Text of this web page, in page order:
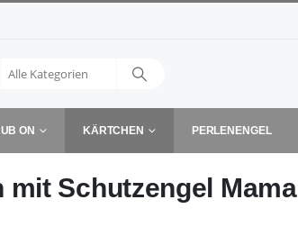
ON KÄRTCHEN PERLENENGEL
mit Schutzengel Mama